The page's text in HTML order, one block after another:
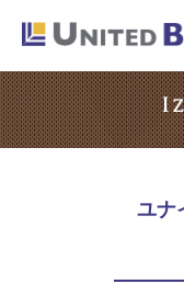
ユナ